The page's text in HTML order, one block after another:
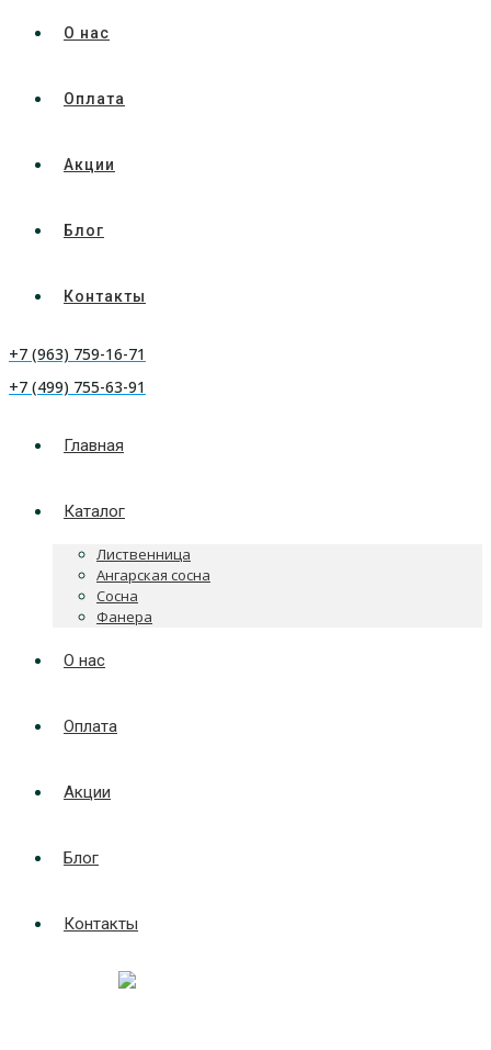
О нас
Оплата
Акции
Блог
Контакты
+7 (963) 759-16-71
+7 (499) 755-63-91
Главная
Каталог
Лиственница
Ангарская сосна
Сосна
Фанера
О нас
Оплата
Акции
Блог
Контакты